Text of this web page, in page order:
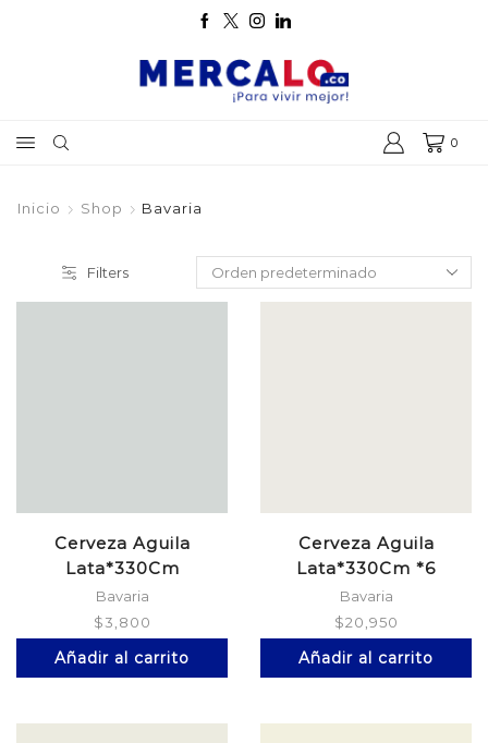
0
Inicio Shop Bavaria
Filters
Cerveza Aguila
Lata*330Cm
Bavaria
$3,800
Añadir al carrito
Cerveza Aguila
Lata*330Cm *6
Bavaria
$20,950
Añadir al carrito